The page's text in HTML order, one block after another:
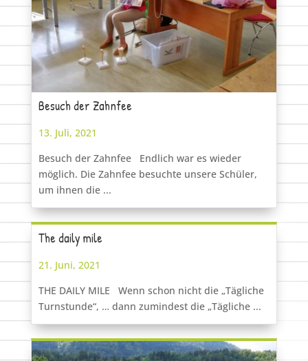
Besuch der Zahnfee
13. Juli, 2021
Besuch der Zahnfee Endlich war es wieder
möglich. Die Zahnfee besuchte unsere Schüler,
um ihnen die ...
The daily mile
21. Juni, 2021
THE DAILY MILE Wenn schon nicht die „Tägliche
Turnstunde“, … dann zumindest die „Tägliche ...